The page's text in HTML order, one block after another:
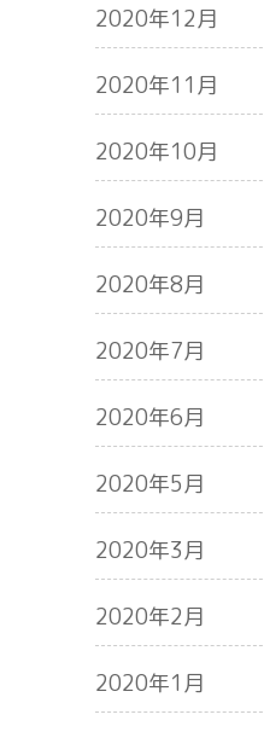
2020年12月
2020年11月
2020年10月
2020年9月
2020年8月
2020年7月
2020年6月
2020年5月
2020年3月
2020年2月
2020年1月